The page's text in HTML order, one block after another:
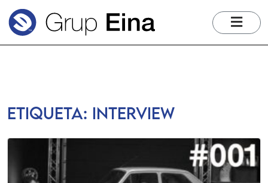
Etiqueta: interview